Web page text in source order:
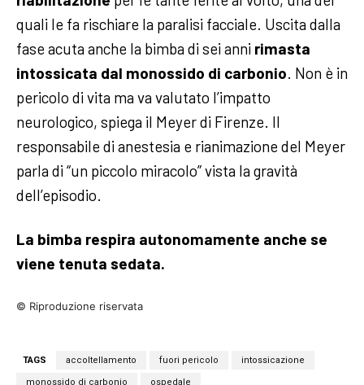
quali le fa rischiare la paralisi facciale. Uscita dalla
fase acuta anche la bimba di sei anni rimasta
intossicata dal monossido di carbonio. Non è in
pericolo di vita ma va valutato l’impatto
neurologico, spiega il Meyer di Firenze. Il
responsabile di anestesia e rianimazione del Meyer
parla di “un piccolo miracolo” vista la gravità
dell’episodio.
La bimba respira autonomamente anche se
viene tenuta sedata.
© Riproduzione riservata
TAGS accoltellamento fuori pericolo intossicazione
monossido di carbonio ospedale